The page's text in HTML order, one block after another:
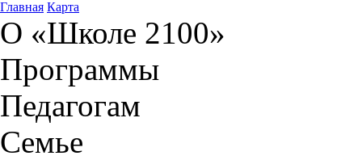
Главная Карта
О «Школе 2100»
Программы
Педагогам
Семье